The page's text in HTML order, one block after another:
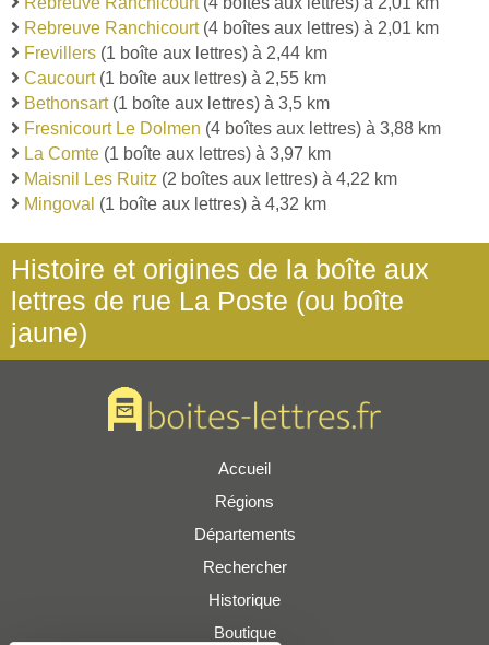
Rebreuve Ranchicourt(4 boîtes aux lettres) à 2,01 km
Frevillers (1 boîte aux lettres) à 2,44 km
Caucourt(1 boîte aux lettres) à 2,55 km
Bethonsart(1 boîte aux lettres) à 3,5 km
Fresnicourt Le Dolmen (4 boîtes aux lettres) à 3,88 km
La Comte (1 boîte aux lettres) à 3,97 km
Maisnil Les Ruitz (2 boîtes aux lettres) à 4,22 km
Mingoval (1 boîte aux lettres) à 4,32 km
Histoire et origines de la boîte aux
lettres de rue La Poste (ou boîte
jaune)
Accueil
Régions
Départements
Rechercher
Historique
Boutique